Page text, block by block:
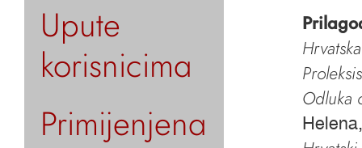
Upute
korisnicima
Primijenjena
Odluka